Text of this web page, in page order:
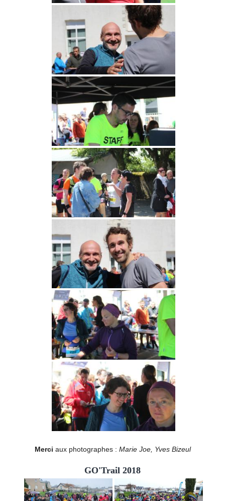
Merci aux photographes : Marie Joe, Yves Bizeul
GO'Trail 2018